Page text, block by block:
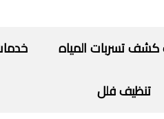
تسربات المياه
تنظيف فلل